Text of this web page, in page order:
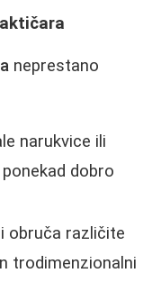
neprestano
narukvice ili
dobro
obruča različite
trodimenzionalni